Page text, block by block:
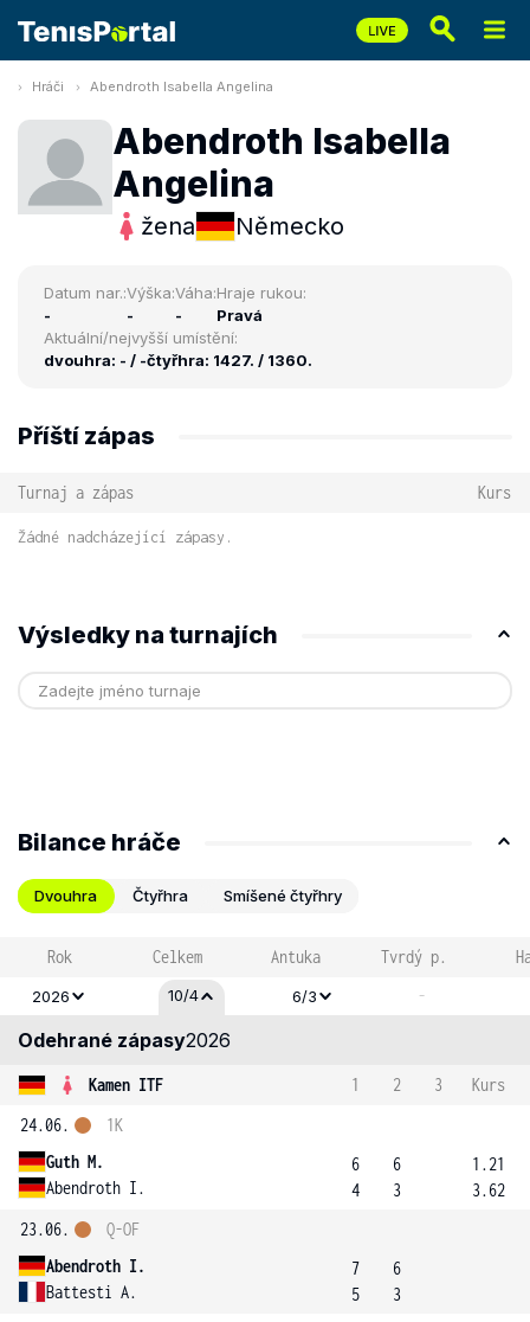
Hráči Abendroth Isabella Angelina
Abendroth Isabella
Angelina
žena Německo
Datum nar.:
-
Výška:
-
Váha:
-
Hraje rukou:
Pravá
Aktuální/nejvyšší umístění:
dvouhra: - / -čtyřhra: 1427. / 1360.
Příští zápas
Turnaj a zápas Kurs
Žádné nadcházející zápasy.
Výsledky na turnajích
Bilance hráče
Dvouhra Čtyřhra Smíšené čtyřhry
Rok Celkem Antuka Tvrdý p.
2026 10/4 6/3 -
Odehrané zápasy2026
Kamen ITF 1 2 3
Kurs
24.06.
Guth M.
Abendroth I.
1K
6
4
6
3
1.21
3.62
23.06.
Abendroth I.
Battesti A.
Q-OF
7
5
6
3